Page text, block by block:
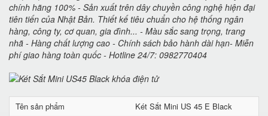
chính hãng 100% - Sản xuất trên dây chuyền công nghệ hiện đại
tiên tiến của Nhật Bản. Thiết kế tiêu chuẩn cho hệ thống ngân
hàng, công ty, cơ quan, gia đình... - Màu sắc sang trọng, trang
nhã - Hàng chất lượng cao - Chính sách bảo hành dài hạn- Miễn
phí giao hàng toàn quốc - Hotline 24/7: 0982770404
Tên sản phẩm
Két Sắt Mini US 45 E Black